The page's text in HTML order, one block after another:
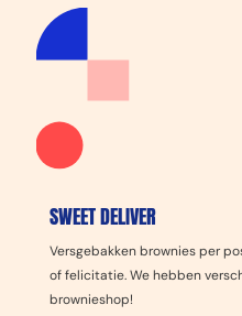
SWEET DELIVER
Versgebakken brownies per
of felicitatie. We hebben
brownieshop!